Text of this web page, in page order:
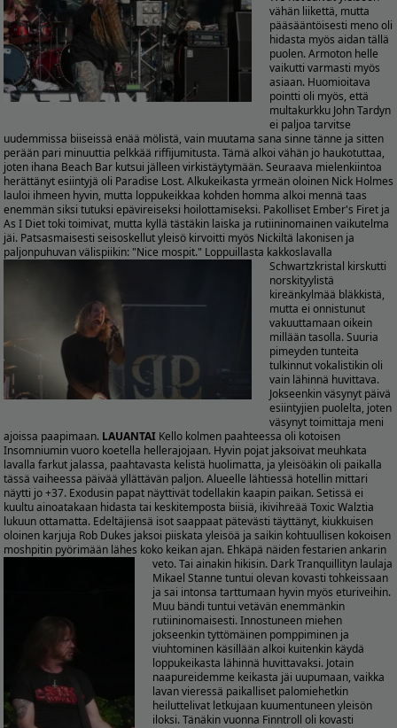
vähän liikettä, mutta
pääsääntöisesti meno oli
hidasta myös aidan tällä
puolen. Armoton helle
vaikutti varmasti myös
asiaan. Huomioitava
pointti oli myös, että
multakurkku John Tardyn
ei paljoa tarvitse
uudemmissa biiseissä enää mölistä, vain muutama sana sinne tänne ja sitten
perään pari minuuttia pelkkää riffijumitusta. Tämä alkoi vähän jo haukotuttaa,
joten ihana Beach Bar kutsui jälleen virkistäytymään. Seuraava mielenkiintoa
herättänyt esiintyjä oli Paradise Lost. Alkukeikasta yrmeän oloinen Nick Holmes
lauloi ihmeen hyvin, mutta loppukeikkaa kohden homma alkoi mennä taas
enemmän siksi tutuksi epävireiseksi hoilottamiseksi. Pakolliset Ember's Firet ja
As I Diet toki toimivat, mutta kyllä tästäkin laiska ja rutiininomainen vaikutelma
jäi. Patsasmaisesti seisoskellut yleisö kirvoitti myös Nickiltä lakonisen ja
paljonpuhuvan välispiikin: "Nice mospit." Loppuillasta kakkoslavalla
Schwartzkristal kirskutti
norskityylistä
kireänkylmää bläkkistä,
mutta ei onnistunut
vakuuttamaan oikein
millään tasolla. Suuria
pimeyden tunteita
tulkinnut vokalistikin oli
vain lähinnä huvittava.
Jokseenkin väsynyt päivä
esiintyjien puolelta, joten
väsynyt toimittaja meni
ajoissa paapimaan. LAUANTAI Kello kolmen paahteessa oli kotoisen
Insomniumin vuoro koetella hellerajojaan. Hyvin pojat jaksoivat meuhkata
lavalla farkut jalassa, paahtavasta kelistä huolimatta, ja yleisöäkin oli paikalla
tässä vaiheessa päivää yllättävän paljon. Alueelle lähtiessä hotellin mittari
näytti jo +37. Exodusin papat näyttivät todellakin kaapin paikan. Setissä ei
kuultu ainoatakaan hidasta tai keskitemposta biisiä, ikivihreää Toxic Walztia
lukuun ottamatta. Edeltäjiensä isot saappaat pätevästi täyttänyt, kiukkuisen
oloinen karjuja Rob Dukes jaksoi piiskata yleisöä ja saikin kohtuullisen kokoisen
moshpitin pyörimään lähes koko keikan ajan. Ehkäpä näiden festarien ankarin
veto. Tai ainakin hikisin. Dark Tranquillityn laulaja
Mikael Stanne tuntui olevan kovasti tohkeissaan
ja sai intonsa tarttumaan hyvin myös eturiveihin.
Muu bändi tuntui vetävän enemmänkin
rutiininomaisesti. Innostuneen miehen
jokseenkin tyttömäinen pomppiminen ja
viuhtominen käsillään alkoi kuitenkin käydä
loppukeikasta lähinnä huvittavaksi. Jotain
naapureidemme keikasta jäi uupumaan, vaikka
lavan vieressä paikalliset palomiehetkin
heiluttelivat letkujaan kuumentuneen yleisön
iloksi. Tänäkin vuonna Finntroll oli kovasti